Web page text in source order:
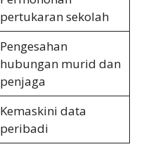
pertukaran sekolah
Pengesahan
hubungan murid dan
penjaga
Kemaskini data
peribadi